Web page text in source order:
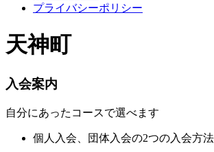
プライバシーポリシー
天神町
入会案内
自分にあったコースで選べます
個人入会、団体入会の2つの入会方法